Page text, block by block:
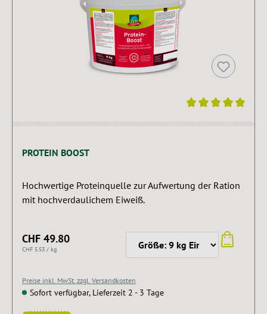
PROTEIN BOOST
Hochwertige Proteinquelle zur Aufwertung der Ration
mit hochverdaulichem Eiweiß.
CHF 49.80
CHF 5.53 / kg
Preise inkl. MwSt. zzgl. Versandkosten
Sofort verfügbar, Lieferzeit 2 - 3 Tage